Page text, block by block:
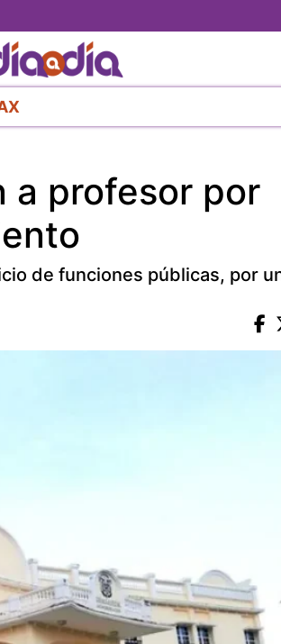
al
contenido
principal
a profesor por
de funciones públicas, por